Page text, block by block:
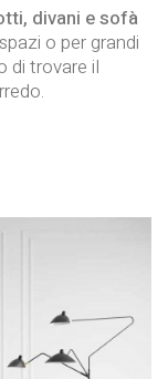
divani e sofà
o per grandi
di trovare il